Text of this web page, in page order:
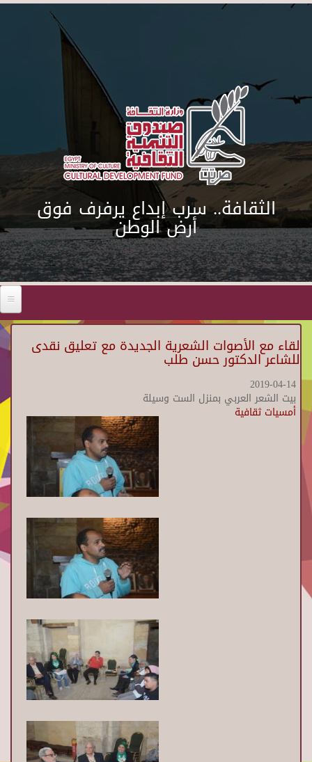
Skip to main content
الثقافة.. سرب إبداع يرفرف فوق
أرض الوطن
لقاء مع الأصوات الشعرية الجديدة مع تعليق نقدى
للشاعر الدكتور حسن طلب
2019-04-14
بيت الشعر العربي بمنزل الست وسيلة
أمسيات ثقافية